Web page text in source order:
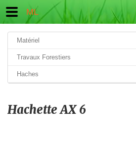
ML
Matériel
Travaux Forestiers
Haches
Hachette AX 6